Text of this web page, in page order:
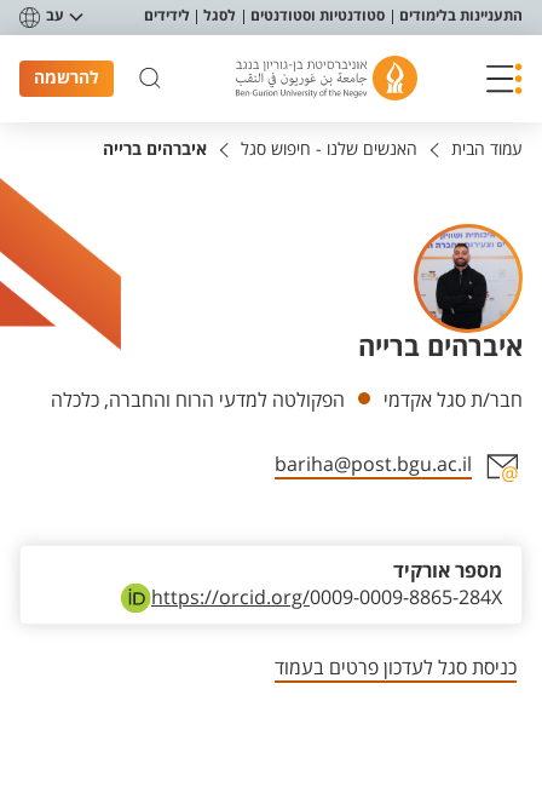
תפריט נגישות
התעניינות בלימודים סטודנטיות וסטודנטים לסגל לידידים עב
להרשמה
עמוד הבית האנשים שלנו - חיפוש סגל איברהים ברייה
איברהים ברייה
יחידות
חבר/ת סגל אקדמי הפקולטה למדעי הרוח והחברה, כלכלה
bariha@post.bgu.ac.il
https://orcid.org/0009-0009-8865-284X
מספר אורקיד
כניסת סגל לעדכון פרטים בעמוד